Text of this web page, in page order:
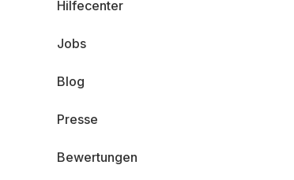
Hilfecenter
Jobs
Blog
Presse
Bewertungen